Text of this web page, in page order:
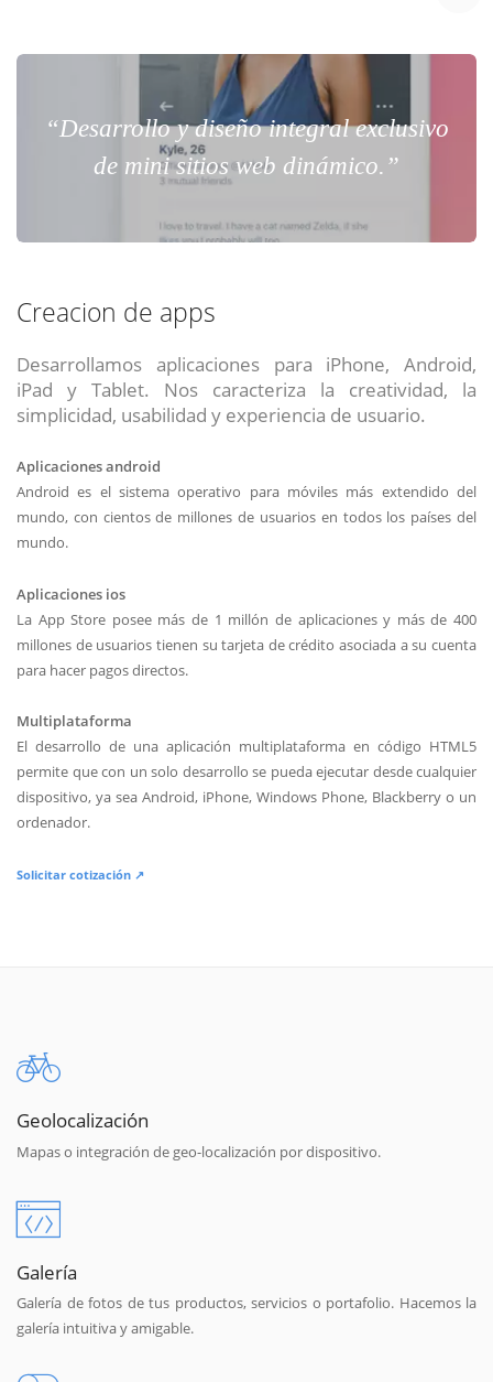
“Desarrollo y diseño integral exclusivo
de mini sitios web dinámico.”
Creacion de apps
Desarrollamos aplicaciones para iPhone, Android,
iPad y Tablet. Nos caracteriza la creatividad, la
simplicidad, usabilidad y experiencia de usuario.
Aplicaciones android
Android es el sistema operativo para móviles más extendido del
mundo, con cientos de millones de usuarios en todos los países del
mundo.
Aplicaciones ios
La App Store posee más de 1 millón de aplicaciones y más de 400
millones de usuarios tienen su tarjeta de crédito asociada a su cuenta
para hacer pagos directos.
Multiplataforma
El desarrollo de una aplicación multiplataforma en código HTML5
permite que con un solo desarrollo se pueda ejecutar desde cualquier
dispositivo, ya sea Android, iPhone, Windows Phone, Blackberry o un
ordenador.
Solicitar cotización ↗
Geolocalización
Mapas o integración de geo-localización por dispositivo.
Galería
Galería de fotos de tus productos, servicios o portafolio. Hacemos la
galería intuitiva y amigable.